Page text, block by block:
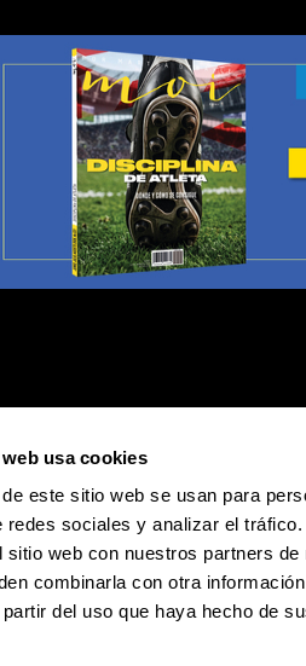
usa cookies
este sitio web se usan para
redes sociales y analizar el
sitio web con nuestros partners
combinarla con otra
del uso que haya hecho de